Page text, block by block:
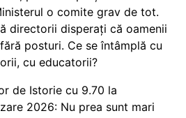
o comite grav de tot.
directorii disperați că oamenii
posturi. Ce se întâmplă cu
cu educatorii?
de Istorie cu 9.70 la
2026: Nu prea sunt mari